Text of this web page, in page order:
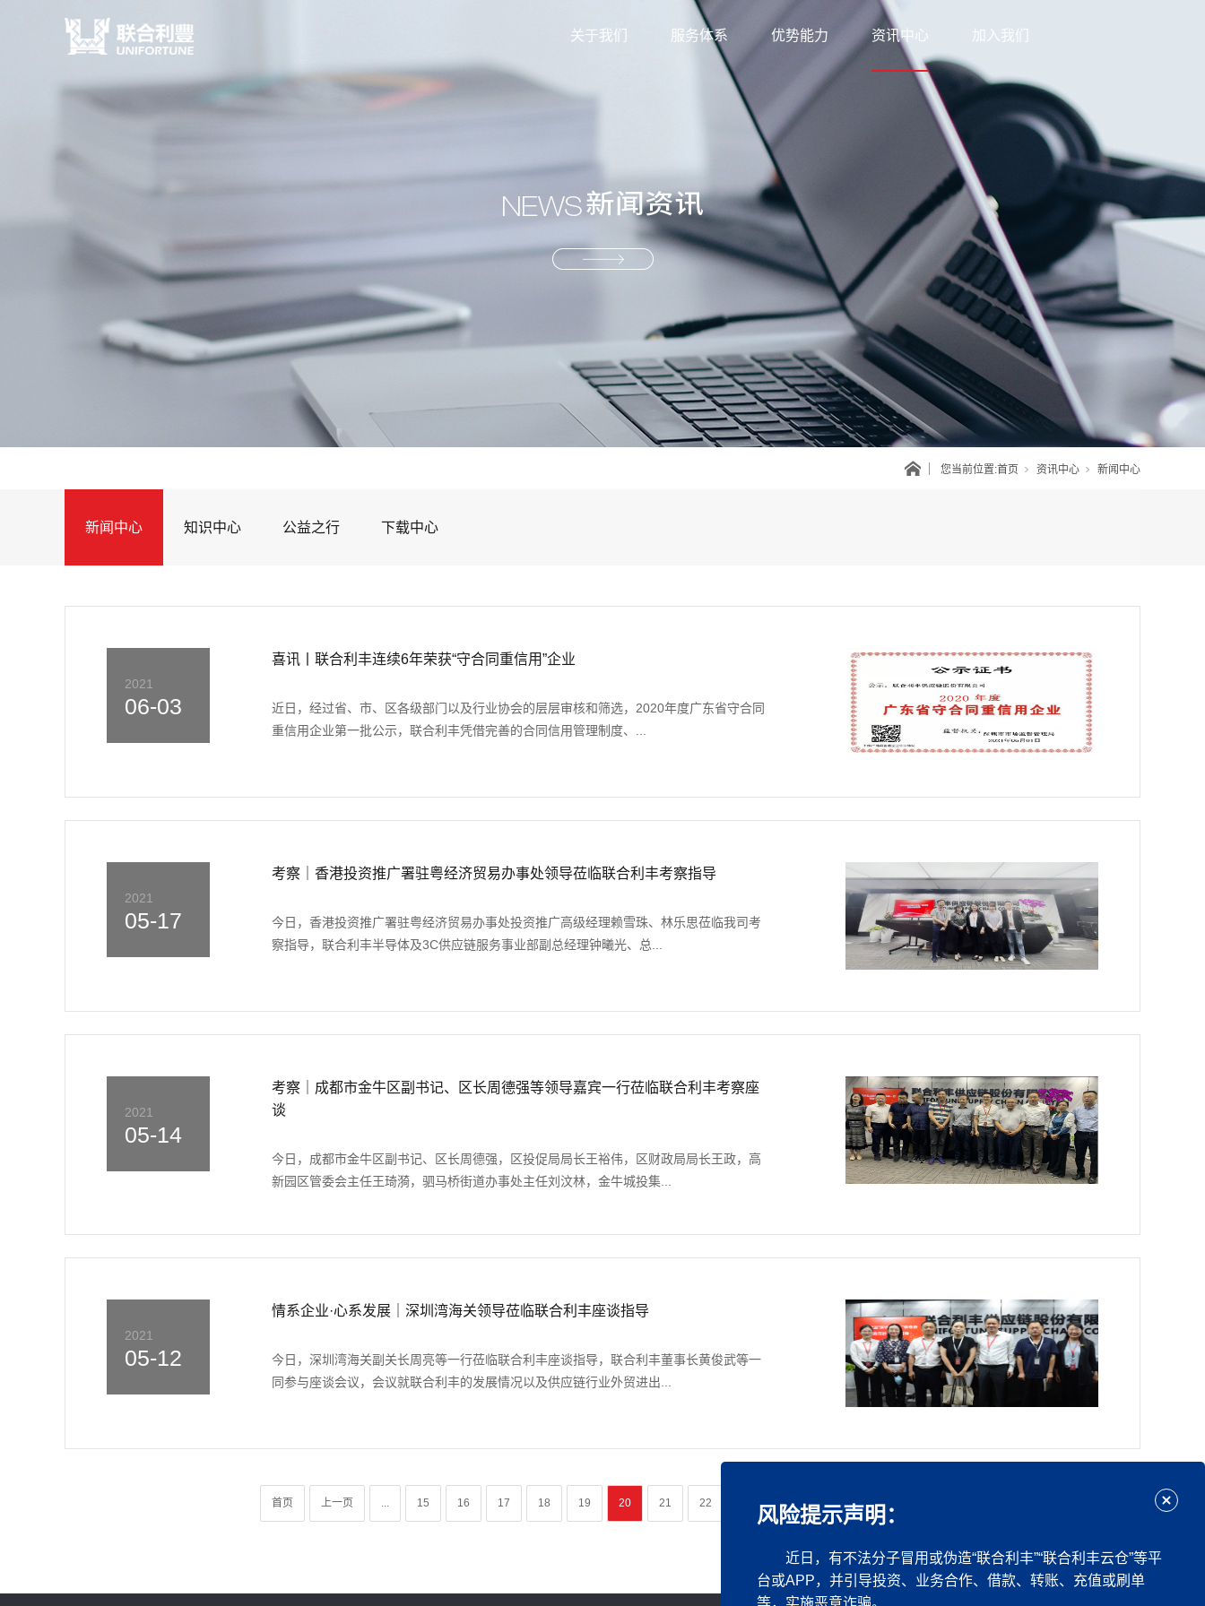
关于我们 服务体系 优势能力
信息科技
服务网络
资源优势
解决方案
资讯中心
新闻中心
下载中心
加入我们
您当前位置:首页 资讯中心 新闻中心
新闻中心 知识中心 公益之行 下载中心
2021
06-03
喜讯丨联合利丰连续6年荣获“守合同重信用”企业
近日，经过省、市、区各级部门以及行业协会的层层审核和筛选，2020年度广东省守合同
重信用企业第一批公示，联合利丰凭借完善的合同信用管理制度、...
2021
05-17
考察｜香港投资推广署驻粤经济贸易办事处领导莅临联合利丰考察指导
今日，香港投资推广署驻粤经济贸易办事处投资推广高级经理赖雪珠、林乐思莅临我司考
察指导，联合利丰半导体及3C供应链服务事业部副总经理钟曦光、总...
2021
05-14
考察｜成都市金牛区副书记、区长周德强等领导嘉宾一行莅临联合利丰考察座
谈
今日，成都市金牛区副书记、区长周德强，区投促局局长王裕伟，区财政局局长王政，高
新园区管委会主任王琦漪，驷马桥街道办事处主任刘汶林，金牛城投集...
2021
05-12
情系企业·心系发展｜深圳湾海关领导莅临联合利丰座谈指导
今日，深圳湾海关副关长周亮等一行莅临联合利丰座谈指导，联合利丰董事长黄俊武等一
同参与座谈会议，会议就联合利丰的发展情况以及供应链行业外贸进出...
首页 上一页 ... 15 16 17 18 19 20 21 22 24 ... 下一页
风险提示声明：
近日，有不法分子冒用或伪造“联合利丰”“联合利丰云仓”等平
台或APP，并引导投资、业务合作、借款、转账、充值或刷单
等，实施恶意诈骗。